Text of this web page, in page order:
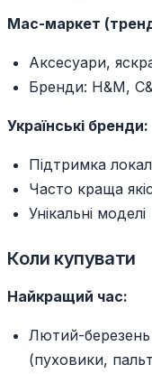
Мас-маркет
Аксесуари,
Бренди: H&M,
Українські бренди:
Підтримка
Часто краща
Унікальні моделі
Коли купувати
Найкращий час:
Лютий-
(пуховики,